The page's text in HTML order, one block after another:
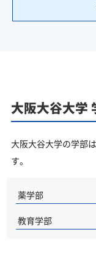
大阪大谷大学
大阪大谷大学の学部
す。
薬学部
教育学部